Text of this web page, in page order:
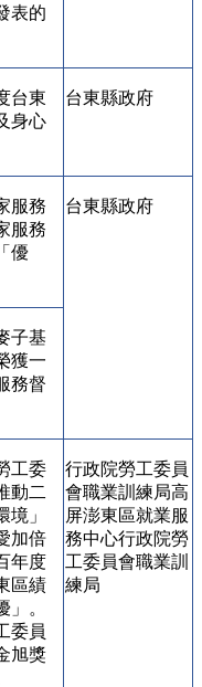
表的
台東
身心
台東縣政府
服務
服務
優
台東縣政府
子基
獲一
務督
工委
動二
」
加倍
年度
區績
。
委員
旭獎
行政院勞工委員
會職業訓練局高
屏澎東區就業服
務中心行政院勞
工委員會職業訓
練局